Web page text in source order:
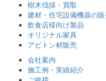
樹木伐採・買取
建材・住宅設備機器の
飲食店様向け製品
オリジナル家具
アピトン材販売
会社案内
施工例・実績紹介